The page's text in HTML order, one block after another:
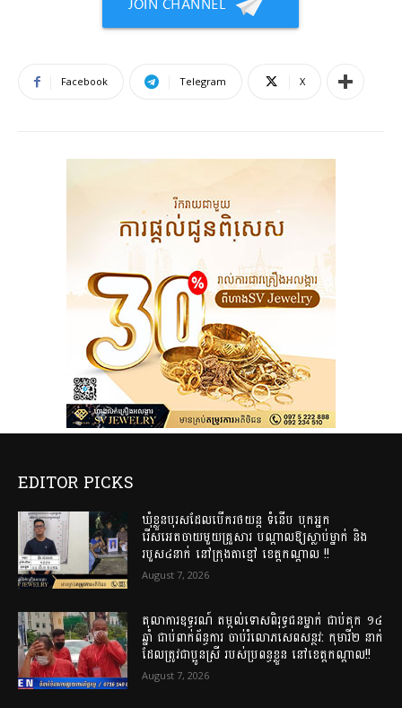
Facebook Telegram X
EDITOR PICKS
ឃុំខ្លួនបុរសដែលបើករថយន្ត ទំនើប បុកអ្នក
រើសអេតចាយមួយគ្រួសារ បណ្ដាលឱ្យស្លាប់ម្នាក់ និង
របួស៤នាក់ នៅក្រុងតាខ្មៅ ខេត្តកណ្តាល !!
August 7, 2026
តុលាការឧទ្ធរណ៍ តម្កល់ទោសពិរុទ្ធជនម្នាក់ ជាប់គុក ១៤
ឆ្នាំ ជាប់ពាក់ព័ន្ធការ ចាប់រំលោភសេពសន្ថវ: កុមារី២ នាក់
ដែលត្រូវជាប្អូនស្រី របស់ប្រពន្ធខ្លួន នៅខេត្តកណ្ដាល!!
August 7, 2026